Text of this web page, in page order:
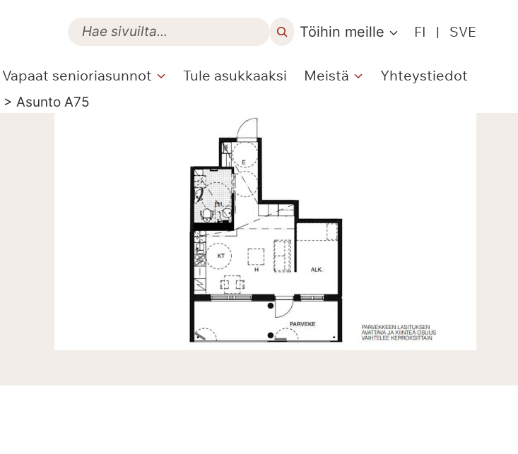
Töihin meille FI | SVE
Vapaat senioriasunnot Tule asukkaaksi Meistä Yhteystiedot
> Asunto A75